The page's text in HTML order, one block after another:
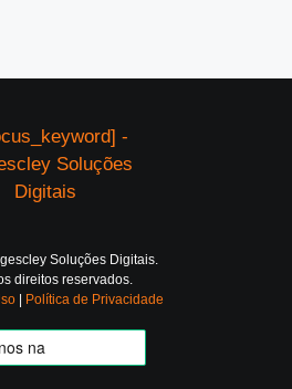
Soluções Digitais.
direitos reservados.
| Política de Privacidade